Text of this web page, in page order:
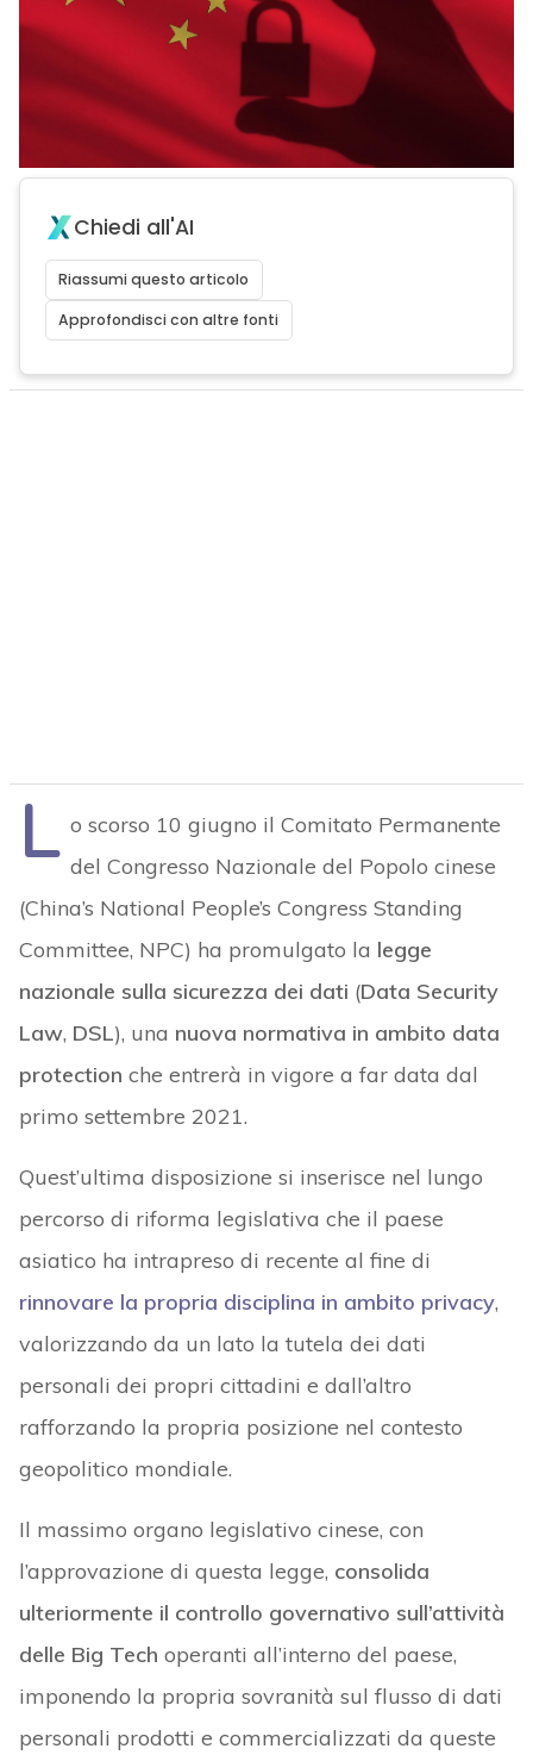
Chiedi all'AI
Riassumi questo articolo
Approfondisci con altre fonti
L o scorso 10 giugno il Comitato Permanente
del Congresso Nazionale del Popolo cinese
(China’s National People’s Congress Standing
Committee, NPC) ha promulgato la legge
nazionale sulla sicurezza dei dati (Data Security
Law, DSL), una nuova normativa in ambito data
protection che entrerà in vigore a far data dal
primo settembre 2021.
Quest’ultima disposizione si inserisce nel lungo
percorso di riforma legislativa che il paese
asiatico ha intrapreso di recente al fine di
rinnovare la propria disciplina in ambito privacy,
valorizzando da un lato la tutela dei dati
personali dei propri cittadini e dall’altro
rafforzando la propria posizione nel contesto
geopolitico mondiale.
Il massimo organo legislativo cinese, con
l’approvazione di questa legge, consolida
ulteriormente il controllo governativo sull’attività
delle Big Tech operanti all’interno del paese,
imponendo la propria sovranità sul flusso di dati
personali prodotti e commercializzati da queste